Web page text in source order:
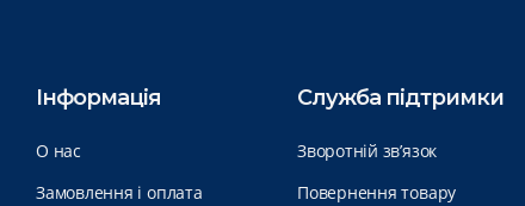
Інформація
О нас
Замовлення і оплата
Служба підтримки
Зворотній зв’язок
Повернення товару